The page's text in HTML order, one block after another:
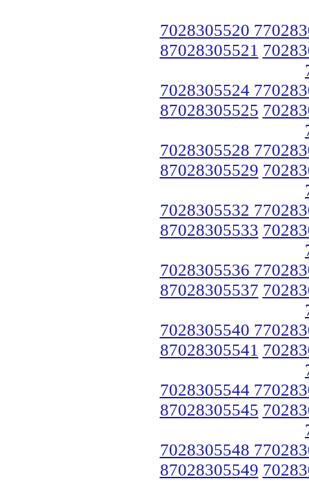
7028305520
87028305521
7028305524
87028305525
7028305528
87028305529
7028305532
87028305533
7028305536
87028305537
7028305540
87028305541
7028305544
87028305545
7028305548
87028305549